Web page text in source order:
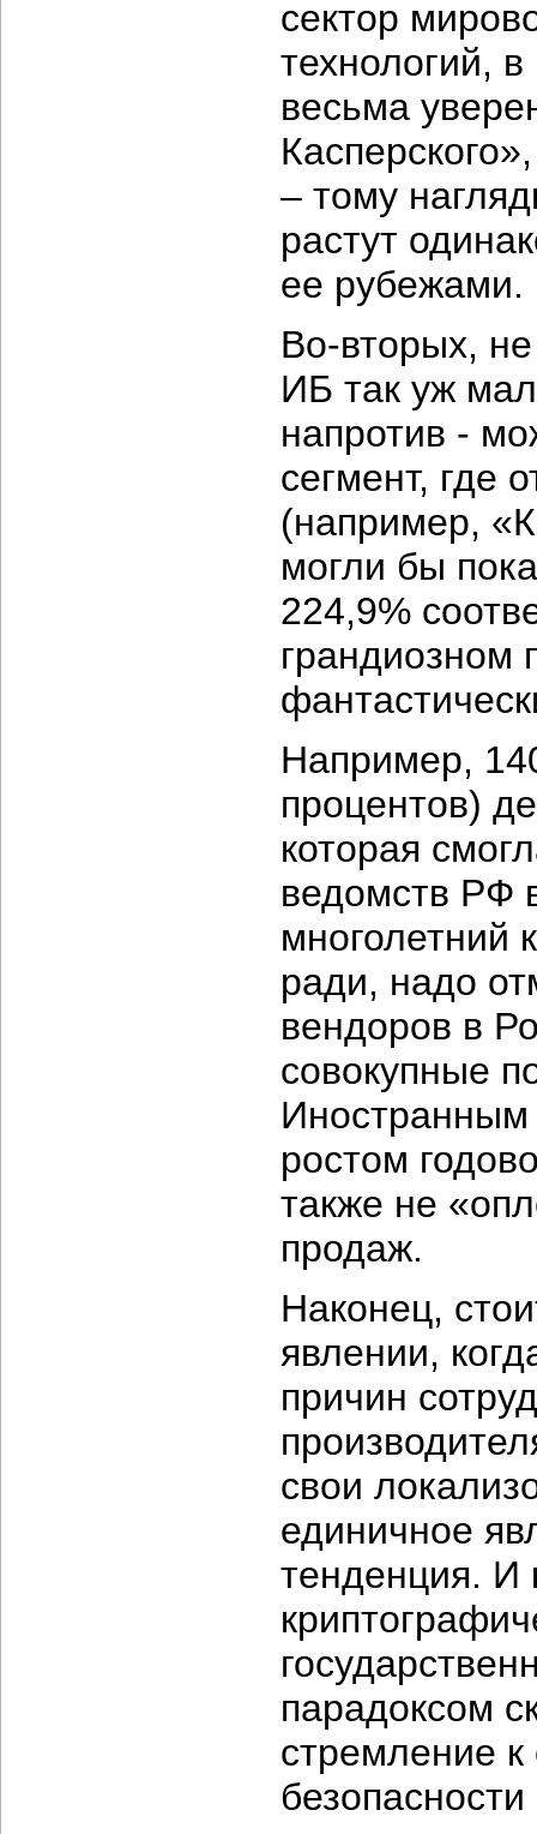
сектор
технологий,
весьма
– тому
растут
ее рубежами.
Во-вторых,
ИБ так уж
напротив -
сегмент, где
(например,
могли бы
224,9%
грандиозном
Например,
процентов)
которая
ведомств РФ
многолетний
ради, надо
вендоров в
совокупные
Иностранным
ростом
также не
продаж.
Наконец,
явлении,
причин
свои
единичное
тенденция. И
парадоксом
стремление